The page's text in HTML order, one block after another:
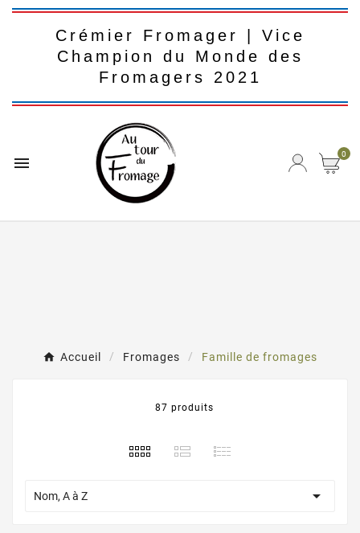
Crémier Fromager | Vice
Champion du Monde des
Fromagers 2021
 0
Accueil Fromages Famille de fromages
87 produits
Nom, A à Z 